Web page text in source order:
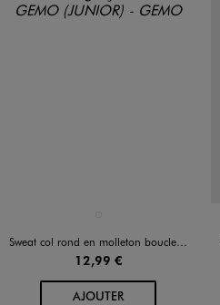
Sweat col rond en molleton bouclette garçon
12,99 €
AJOUTERAU PANIER